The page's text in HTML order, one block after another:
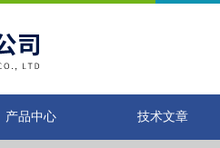
产品中心 技术文章